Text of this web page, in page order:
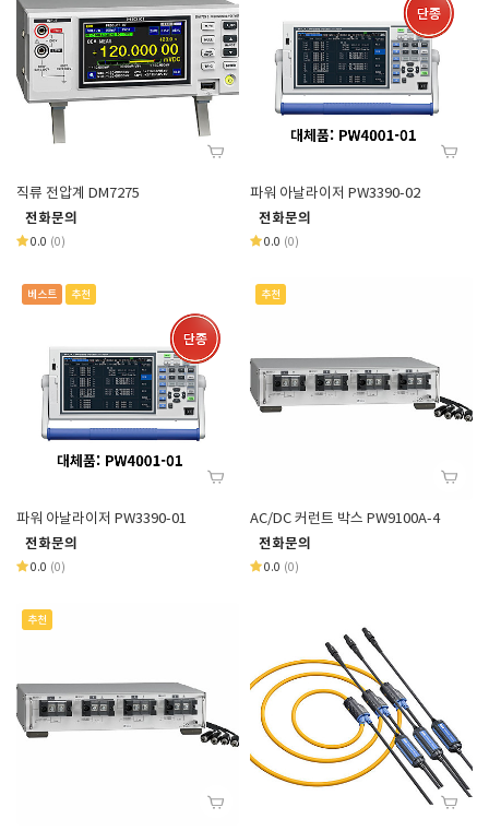
직류 전압계 DM7275
전화문의
0.0 (0)
파워 아날라이저 PW3390-02
전화문의
0.0 (0)
베스트 추천
파워 아날라이저 PW3390-01
전화문의
0.0 (0)
추천
AC/DC 커런트 박스 PW9100A-4
전화문의
0.0 (0)
추천